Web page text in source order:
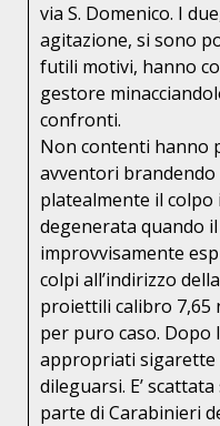
via S. Domenico. I
agitazione, si sono
futili motivi, hanno
gestore
confronti.
Non contenti hanno
avventori
platealmente il colpo
degenerata quando
improvvisamente
colpi all’indirizzo
proiettili calibro
per puro caso. Dopo
appropriati sigarette
dileguarsi. E’
parte di Carabinieri